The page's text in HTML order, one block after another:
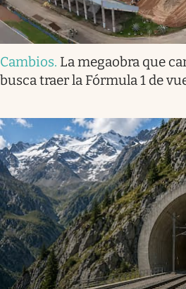
Cambios. La megaobra que
busca traer la Fórmula 1 de